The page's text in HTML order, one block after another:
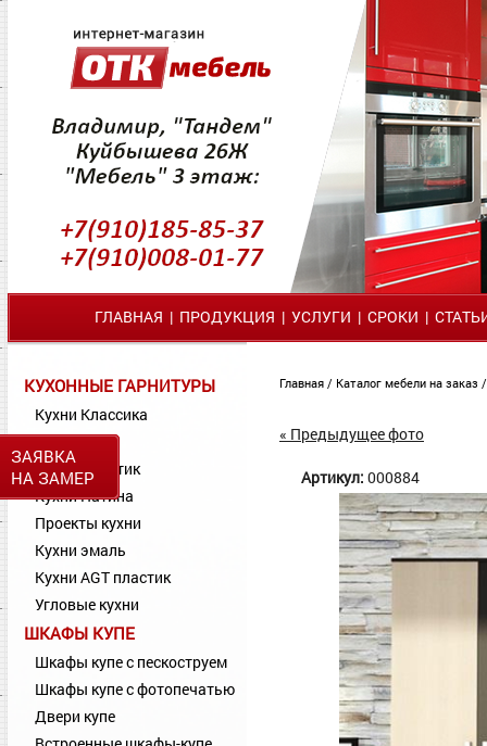
ЗАЯВКА
НА ЗАМЕР
ГЛАВНАЯ | ПРОДУКЦИЯ | УСЛУГИ | СРОКИ |
КУХОННЫЕ ГАРНИТУРЫ
Кухни Классика
Кухни МДФ
Кухни Пластик
Кухни Патина
Проекты кухни
Кухни эмаль
Кухни AGT пластик
Угловые кухни
ШКАФЫ КУПЕ
Шкафы купе с пескоструем
Шкафы купе с фотопечатью
Двери купе
Главная / Каталог мебели на заказ
« Предыдущее фото
Артикул: 000884